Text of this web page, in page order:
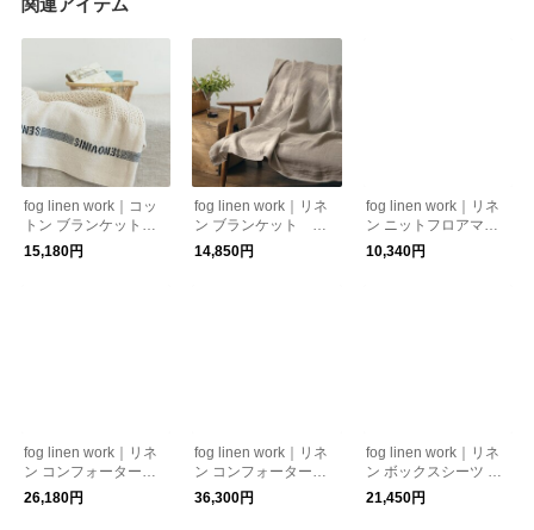
fog linen work｜コッ
トン ブランケット fo
g linen work フォグ
リネンワーク
15,180円
fog linen work｜リネ
ン ブランケット ガ
ーゼ地 fog linen wor
k フォグリネンワー
14,850円
fog linen work｜リネ
ン ニットフロアマッ
ト fog linen work
フォグリネンワーク
10,340円
fog linen work｜リネ
ン コンフォーターケ
ース シングル fog lin
en work フォグリネ
26,180円
fog linen work｜リネ
ン コンフォーターケ
ース ダブル fog line
n work フォグリネン
36,300円
fog linen work｜リネ
ン ボックスシーツ ダ
ブル fog linen work
フォグリネンワーク
21,450円